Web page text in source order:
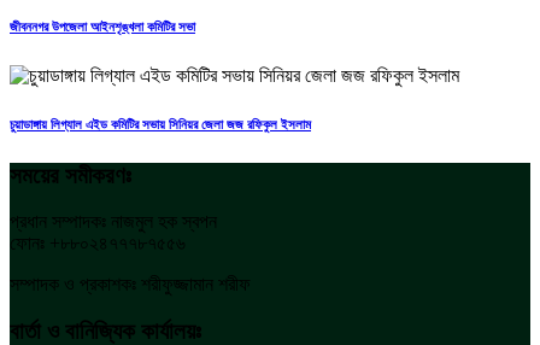
জীবননগর উপজেলা আইনশৃঙ্খলা কমিটির সভা
চুয়াডাঙ্গায় লিগ্যাল এইড কমিটির সভায় সিনিয়র জেলা জজ রফিকুল ইসলাম
সময়ের সমীকরণঃ
প্রধান সম্পাদকঃ নাজমুল হক স্বপন
ফোনঃ +৮৮০২৪৭৭৭৮৭৫৫৬
সম্পাদক ও প্রকাশকঃ শরীফুজ্জামান শরীফ
বার্তা ও বানিজ্যিক কার্যালয়ঃ